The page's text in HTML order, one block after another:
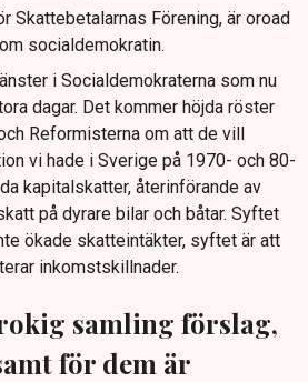
Skattebetalarnas Förening, är oroad
socialdemokratin.
i Socialdemokraterna som nu
dagar. Det kommer höjda röster
Reformisterna om att de vill
vi hade i Sverige på 1970- och 80-
kapitalskatter, återinförande av
på dyrare bilar och båtar. Syftet
ökade skatteintäkter, syftet är att
inkomstskillnader.
samling förslag,
för dem är